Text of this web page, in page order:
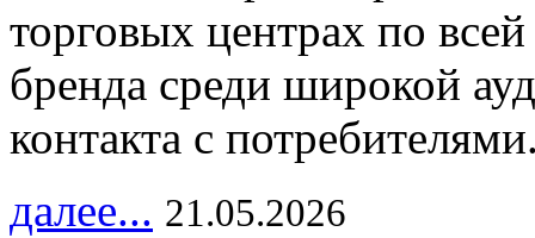
торговых центрах по
бренда среди широкой
контакта с
далее... 21.05.2026